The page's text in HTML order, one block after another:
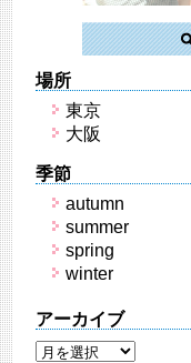
場所
東京
大阪
季節
autumn
summer
spring
winter
アーカイブ